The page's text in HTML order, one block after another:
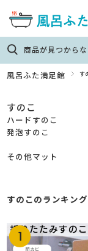
商品が見つから
風呂ふた満足館 す
すのこ
ハードすのこ
発泡すのこ
その他マット
すのこのランキング